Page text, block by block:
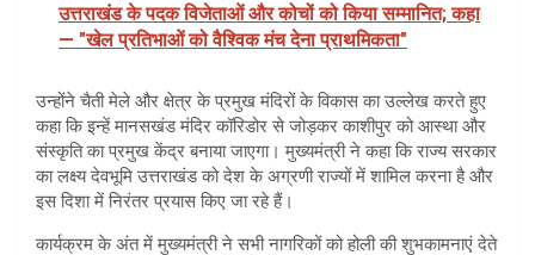
उत्तराखंड के पदक विजेताओं और कोचों को किया सम्मानित; कहा
— "खेल प्रतिभाओं को वैश्विक मंच देना प्राथमिकता"
उन्होंने चैती मेले और क्षेत्र के प्रमुख मंदिरों के विकास का उल्लेख करते हुए
कहा कि इन्हें मानसखंड मंदिर कॉरिडोर से जोड़कर काशीपुर को आस्था और
संस्कृति का प्रमुख केंद्र बनाया जाएगा। मुख्यमंत्री ने कहा कि राज्य सरकार
का लक्ष्य देवभूमि उत्तराखंड को देश के अग्रणी राज्यों में शामिल करना है और
इस दिशा में निरंतर प्रयास किए जा रहे हैं।
कार्यक्रम के अंत में मुख्यमंत्री ने सभी नागरिकों को होली की शुभकामनाएं देते